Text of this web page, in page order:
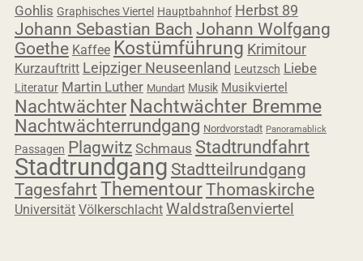
Gohlis Graphisches Viertel Hauptbahnhof Herbst 89
Johann Sebastian Bach Johann Wolfgang
Goethe Kaffee Kostümführung Krimitour
Kurzauftritt Leipziger Neuseenland Leutzsch Liebe
Literatur Martin Luther Mundart Musik Musikviertel
Nachtwächter Nachtwächter Bremme
Nachtwächterrundgang Nordvorstadt Panoramablick
Passagen Plagwitz Schmaus Stadtrundfahrt
Stadtrundgang Stadtteilrundgang
Tagesfahrt ThementourThomaskirche
Universität Völkerschlacht Waldstraßenviertel